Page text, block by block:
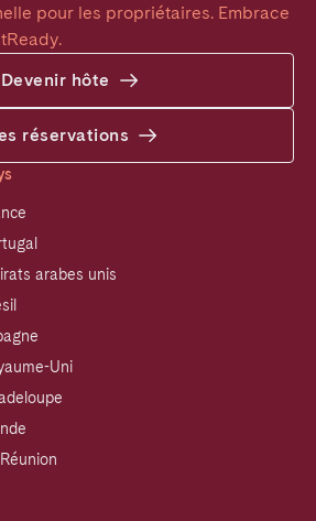
pour les propriétaires. Embrace
Devenir hôte
réservations
arabes unis
Uni